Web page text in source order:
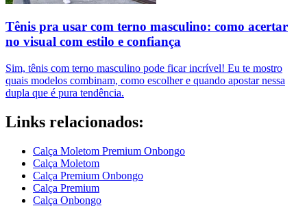
Tênis pra usar com terno masculino: como acertar
no visual com estilo e confiança
Sim, tênis com terno masculino pode ficar incrível! Eu te mostro
quais modelos combinam, como escolher e quando apostar nessa
dupla que é pura tendência.
Links relacionados:
Calça Moletom Premium Onbongo
Calça Moletom
Calça Premium Onbongo
Calça Premium
Calça Onbongo